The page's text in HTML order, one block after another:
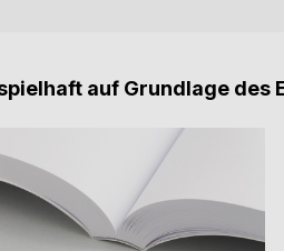
auf Grundlage